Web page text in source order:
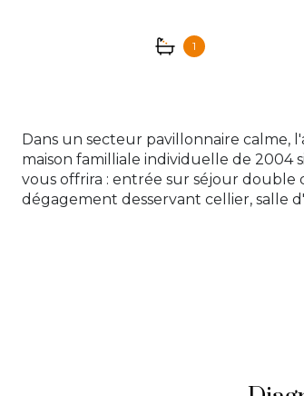
1
Dans un secteur pavillonnaire calme,
maison familliale individuelle de 2004
vous offrira : entrée sur séjour double
dégagement desservant cellier, salle
Le tout édifié sur une parcelle de
famille ? Ne passez pas à côté de
Les informations sur les risques